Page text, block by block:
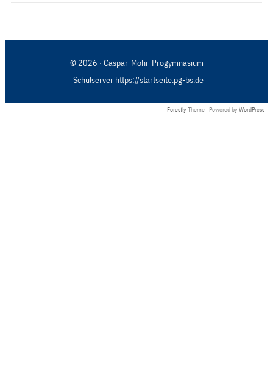
© 2026 · Caspar-Mohr-Progymnasium
Schulserver https://startseite.pg-bs.de
Forestly Theme | Powered by WordPress